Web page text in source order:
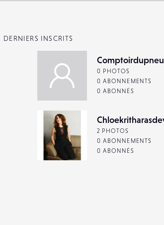
DERNIERS INSCRITS
Comptoirdupneu
0 PHOTOS
0 ABONNEMENTS
0 ABONNÉS
2 PHOTOS
0 ABONNEMENTS
0 ABONNÉS